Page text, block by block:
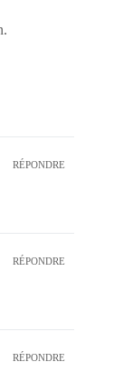
RÉPONDRE
RÉPONDRE
RÉPONDRE